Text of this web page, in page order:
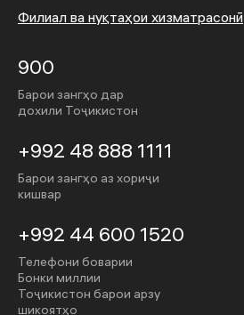
Филиал ва нуқтаҳои хизматрасонӣ
900
Барои зангҳо дар
дохили Тоҷикистон
+992 48 888 1111
Барои зангҳо аз хориҷи
кишвар
+992 44 600 1520
Телефони боварии
Бонки миллии
Тоҷикистон барои арзу
шикоятҳо